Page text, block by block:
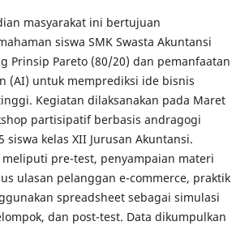
masyarakat ini bertujuan
siswa SMK Swasta Akuntansi
Prinsip Pareto (80/20) dan pemanfaatan
(AI) untuk memprediksi ide bisnis
Kegiatan dilaksanakan pada Maret
partisipatif berbasis andragogi
siswa kelas XII Jurusan Akuntansi.
meliputi pre-test, penyampaian materi
ulasan pelanggan e-commerce, praktik
spreadsheet sebagai simulasi
dan post-test. Data dikumpulkan